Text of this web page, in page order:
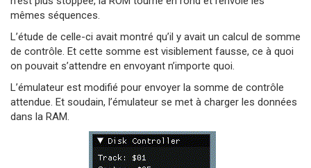
mêmes séquences.
L’étude de celle-ci avait montré qu’il y avait un calcul de somme
de contrôle. Et cette somme est visiblement fausse, ce à quoi
on pouvait s’attendre en envoyant n’importe quoi.
L’émulateur est modifié pour envoyer la somme de contrôle
attendue. Et soudain, l’émulateur se met à charger les données
dans la RAM.